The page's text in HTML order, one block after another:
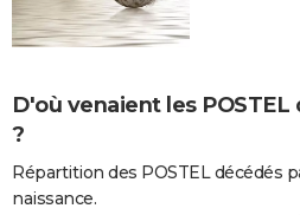
D'où venaient les
?
Répartition des POSTEL décédés
naissance.